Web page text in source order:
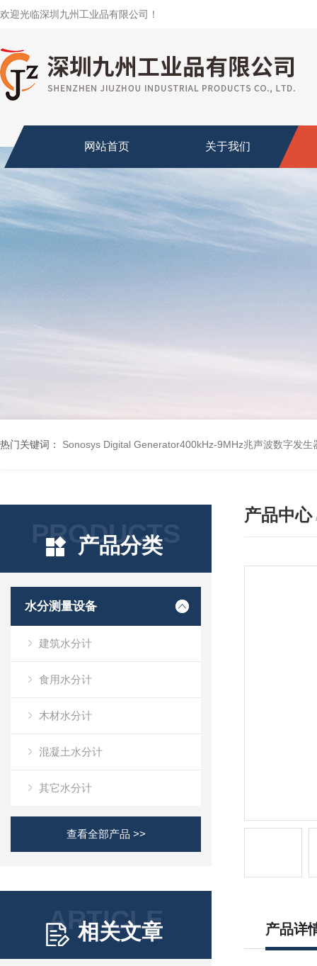
欢迎光临深圳九州工业品有限公司！
网站首页 关于我们
热门关键词： Sonosys Digital Generator400kHz-9MHz兆声波数字发生
PRODUCTS
产品分类
水分测量设备
建筑水分计
食用水分计
木材水分计
混凝土水分计
其它水分计
查看全部产品 >>
ARTICLE
相关文章
产品中心
产品详